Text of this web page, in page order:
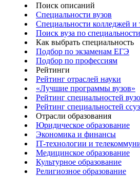
Поиск описаний
Специальности вузов
Специальности колледжей и
Поиск вуза по специальности
Как выбрать специальность
Подбор по экзаменам ЕГЭ
Подбор по профессиям
Рейтинги
Рейтинг отраслей науки
«Лучшие программы вузов»
Рейтинг специальностей
Рейтинг специальностей
Отрасли образования
Юридическое образование
Экономика и финансы
IT-технологии и
Медицинское образование
Культурное образование
Религиозное образование